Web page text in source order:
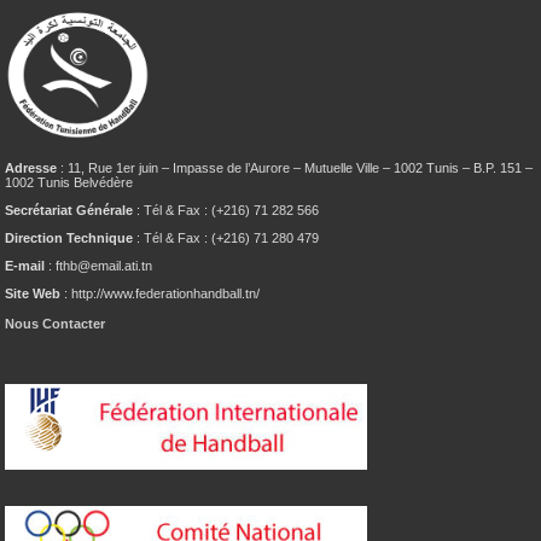
Adresse : 11, Rue 1er juin – Impasse de l’Aurore – Mutuelle Ville – 1002 Tunis – B.P. 151 –
1002 Tunis Belvédère
Secrétariat Générale : Tél & Fax : (+216) 71 282 566
Direction Technique : Tél & Fax : (+216) 71 280 479
E-mail : fthb@email.ati.tn
Site Web : http://www.federationhandball.tn/
Nous Contacter